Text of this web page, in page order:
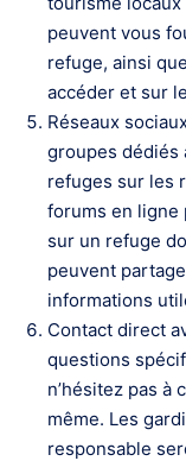
peuvent vous
refuge, ainsi
accéder et sur
Réseaux
groupes dédiés
refuges sur les
forums en ligne
sur un refuge
peuvent
informations
Contact direct
questions
n’hésitez pas
même. Les
responsable